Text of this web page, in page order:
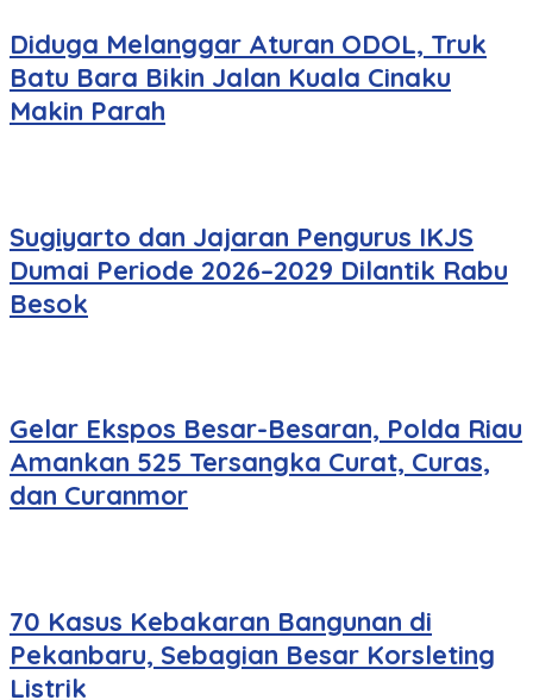
Diduga Melanggar Aturan ODOL, Truk
Batu Bara Bikin Jalan Kuala Cinaku
Makin Parah
Sugiyarto dan Jajaran Pengurus IKJS
Dumai Periode 2026–2029 Dilantik Rabu
Besok
Gelar Ekspos Besar-Besaran, Polda Riau
Amankan 525 Tersangka Curat, Curas,
dan Curanmor
70 Kasus Kebakaran Bangunan di
Pekanbaru, Sebagian Besar Korsleting
Listrik